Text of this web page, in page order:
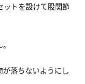
ットを設けて股関節
落ちないようにし